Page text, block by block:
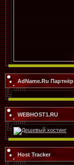
AdName.Ru Партнёр
WEBHOST1.RU
Host Tracker